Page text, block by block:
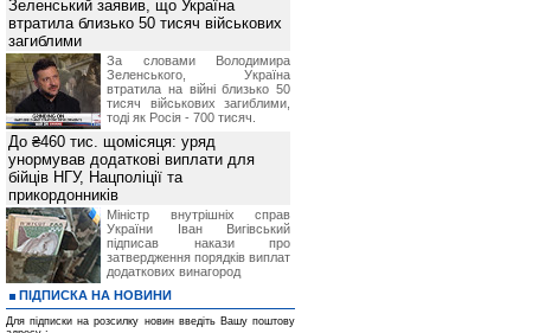
Зеленський заявив, що Україна
втратила близько 50 тисяч військових
загиблими
За словами Володимира
Зеленського, Україна
втратила на війні близько 50
тисяч військових загиблими,
тоді як Росія - 700 тисяч.
До ₴460 тис. щомісяця: уряд
унормував додаткові виплати для
бійців НГУ, Нацполіції та
прикордонників
Міністр внутрішніх справ
України Іван Вигівський
підписав накази про
затвердження порядків виплат
додаткових винагород
ПІДПИСКА НА НОВИНИ
Для підписки на розсилку новин введіть Вашу поштову